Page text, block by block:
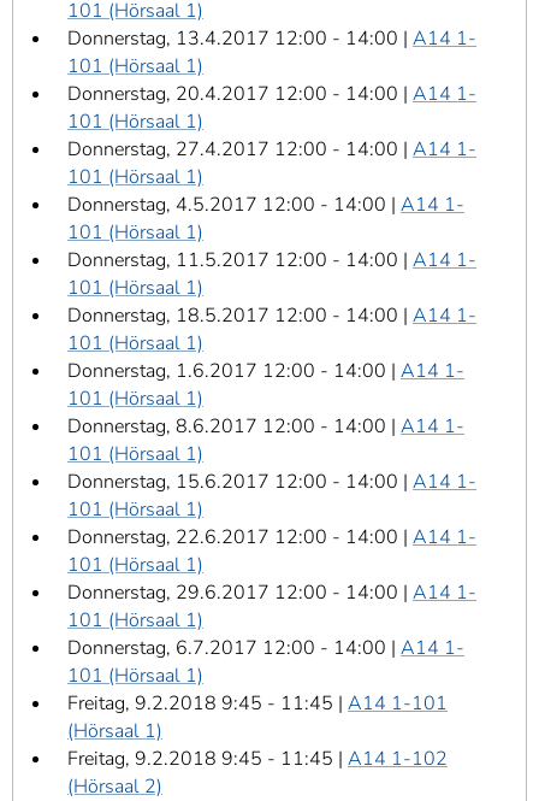
101 (Hörsaal 1)
Donnerstag, 13.4.2017 12:00 - 14:00 | A14 1-
101 (Hörsaal 1)
Donnerstag, 20.4.2017 12:00 - 14:00 | A14 1-
101 (Hörsaal 1)
Donnerstag, 27.4.2017 12:00 - 14:00 | A14 1-
101 (Hörsaal 1)
Donnerstag, 4.5.2017 12:00 - 14:00 | A14 1-
101 (Hörsaal 1)
Donnerstag, 11.5.2017 12:00 - 14:00 | A14 1-
101 (Hörsaal 1)
Donnerstag, 18.5.2017 12:00 - 14:00 | A14 1-
101 (Hörsaal 1)
Donnerstag, 1.6.2017 12:00 - 14:00 | A14 1-
101 (Hörsaal 1)
Donnerstag, 8.6.2017 12:00 - 14:00 | A14 1-
101 (Hörsaal 1)
Donnerstag, 15.6.2017 12:00 - 14:00 | A14 1-
101 (Hörsaal 1)
Donnerstag, 22.6.2017 12:00 - 14:00 | A14 1-
101 (Hörsaal 1)
Donnerstag, 29.6.2017 12:00 - 14:00 | A14 1-
101 (Hörsaal 1)
Donnerstag, 6.7.2017 12:00 - 14:00 | A14 1-
101 (Hörsaal 1)
Freitag, 9.2.2018 9:45 - 11:45 | A14 1-101
(Hörsaal 1)
Freitag, 9.2.2018 9:45 - 11:45 | A14 1-102
(Hörsaal 2)